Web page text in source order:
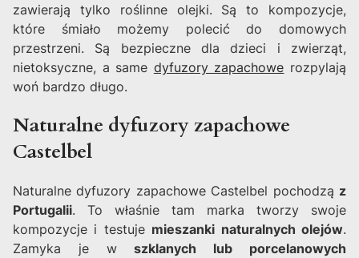
zawierają tylko roślinne olejki. Są to kompozycje,
które śmiało możemy polecić do domowych
przestrzeni. Są bezpieczne dla dzieci i zwierząt,
nietoksyczne, a same dyfuzory zapachowe rozpylają
woń bardzo długo.
Naturalne dyfuzory zapachowe
Castelbel
Naturalne dyfuzory zapachowe Castelbel pochodzą z
Portugalii. To właśnie tam marka tworzy swoje
kompozycje i testuje mieszanki naturalnych olejów.
Zamyka je wszklanych lub porcelanowych